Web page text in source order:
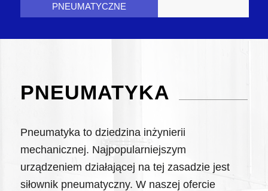
PNEUMATYCZNE
PNEUMATYKA
Pneumatyka to dziedzina inżynierii
mechanicznej. Najpopularniejszym
urządzeniem działającej na tej zasadzie jest
siłownik pneumatyczny. W naszej ofercie